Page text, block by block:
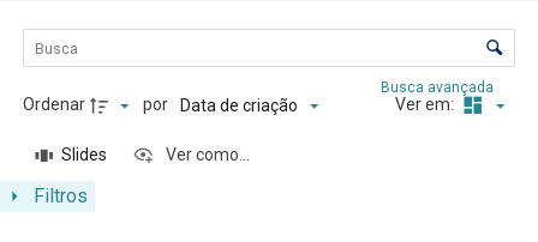
Lista de itens
Controle de ordenação e visualização
Filtros
Busca avançada
Ordenar por Data de criação Ver em:
Slides Ver como...